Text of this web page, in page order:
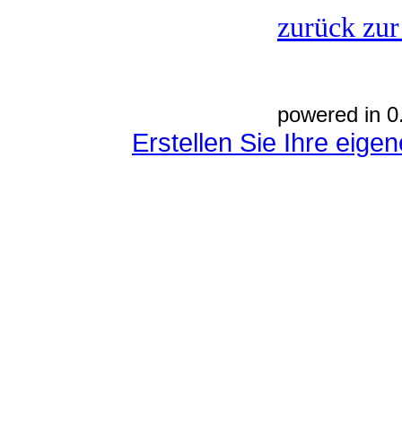
zurück
powered in
Erstellen Sie Ihre